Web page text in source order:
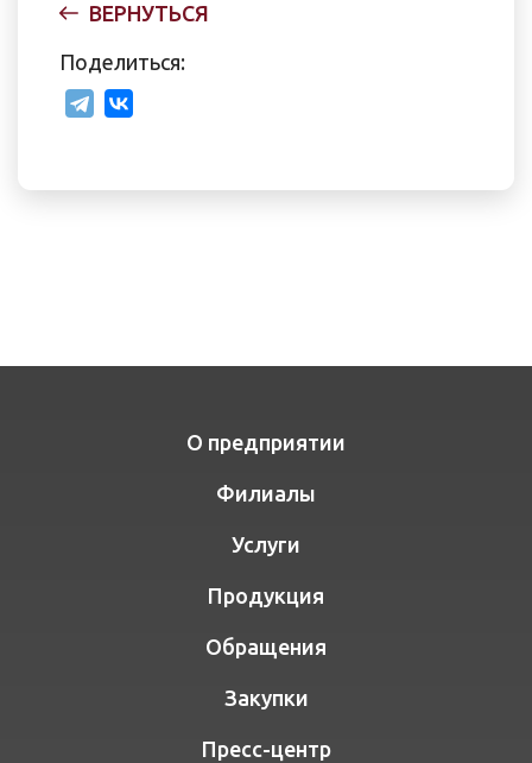
ВЕРНУТЬСЯ
Поделиться:
О предприятии
Филиалы
Услуги
Продукция
Обращения
Закупки
Пресс-центр